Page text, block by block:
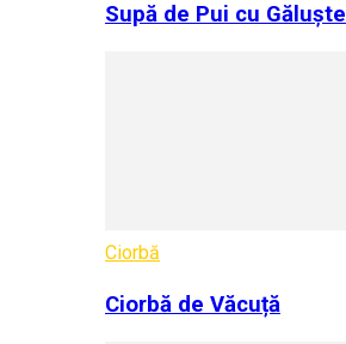
Supă de Pui cu Găluște
Ciorbă
Ciorbă de Văcuță